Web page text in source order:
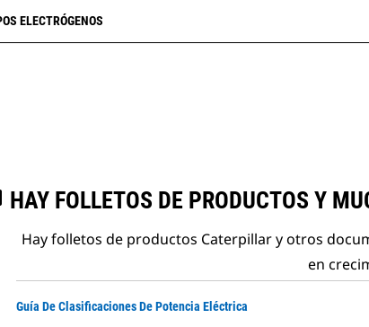
ELECTRÓGENOS
HAY FOLLETOS DE PRODUCTOS Y
Hay folletos de productos Caterpillar y otros
en
Guía De Clasificaciones De Potencia Eléctrica